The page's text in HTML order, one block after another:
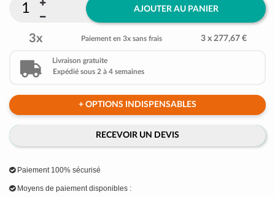
AJOUTER AU PANIER
3x Paiement en 3x sans frais 3 x 277,67 €
Livraison gratuite
Expédié sous 2 à 4 semaines
+ OPTIONS INDISPENSABLES
RECEVOIR UN DEVIS
Paiement 100% sécurisé
Moyens de paiement disponibles :